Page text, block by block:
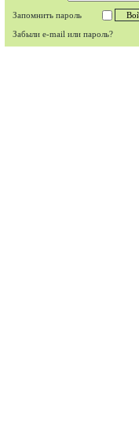
Запомнить пароль
Забыли e-mail или пароль?